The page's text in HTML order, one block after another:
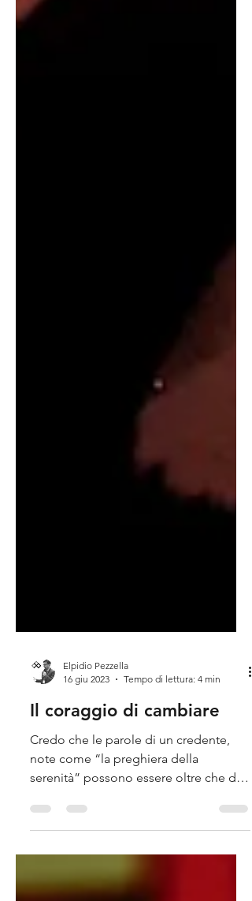
Elpidio Pezzella
16 giu 2023
Tempo di lettura: 4 min
Il coraggio di cambiare
note come “la preghiera della
serenità” possono essere oltre che di
conforto, anche di ispirazione.